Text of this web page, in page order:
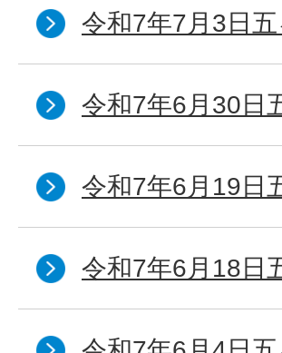
令和7年7月3日
令和7年6月30日
令和7年6月19日
令和7年6月18日